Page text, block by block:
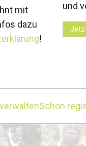
mit
dazu
!
und
Schon